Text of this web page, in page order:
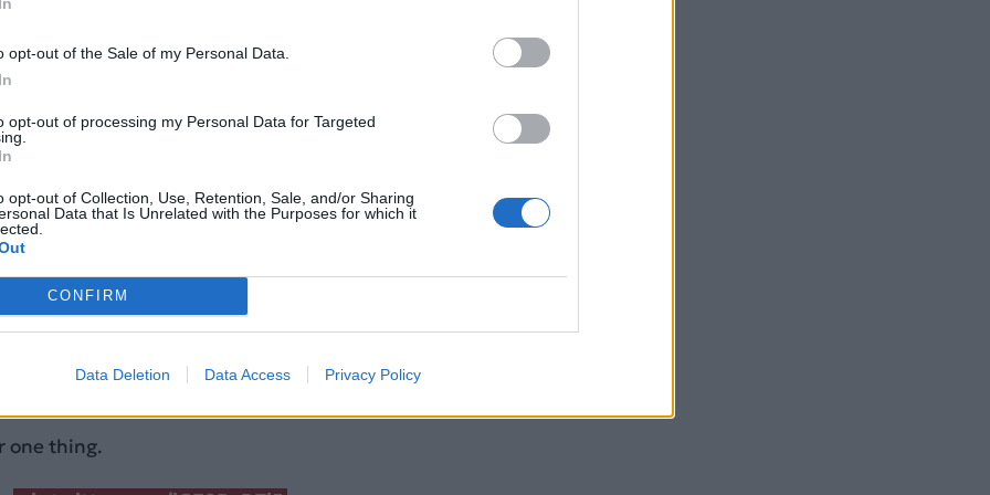
opt-out of the Sale of my Personal Data.
opt-out of processing my Personal Data for Targeted
opt-out of Collection, Use, Retention, Sale, and/or Sharing
Data that Is Unrelated with the Purposes for which it
CONFIRM
Data Deletion Data Access Privacy Policy
προτεραιότητα για τον στόλο μαχητικών της
τα μαχητικά Gripen E ενδέχεται να υπογραφεί «εντός
Ευρωπαϊκή Ένωση ενέκρινε το δάνειο 90
καλύτερη και βέλτιστη επιλογή για την Ουκρανία. Έτσι
μεγάλο βήμα σε αυτό το κοινό μας ταξίδι»
κατά την κοινή συνέντευξη Τύπου στην αεροπορική
δίπλα του τον Βολοντίμιρ Ζελένσκι, όπου
Gripen.
Gripen fighter jets.
one thing.